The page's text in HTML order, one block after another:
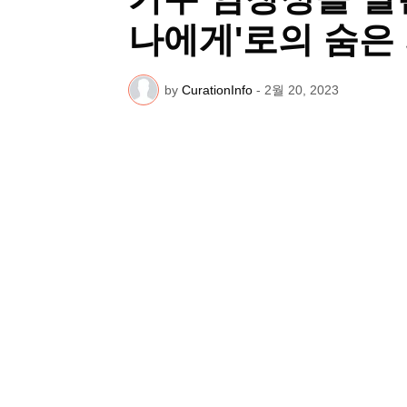
나에게'로의 숨은
by CurationInfo - 2월 20, 2023